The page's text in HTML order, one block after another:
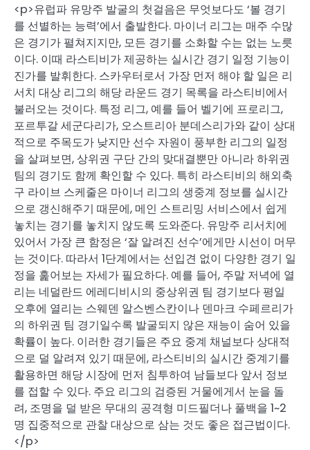
<p>유럽파 유망주 발굴의 첫걸음은 무엇보다도 ‘볼 경기
를 선별하는 능력’에서 출발한다. 마이너 리그는 매주 수많
은 경기가 펼쳐지지만, 모든 경기를 소화할 수는 없는 노릇
이다. 이때 라스티비가 제공하는 실시간 경기 일정 기능이
진가를 발휘한다. 스카우터로서 가장 먼저 해야 할 일은 리
서치 대상 리그의 해당 라운드 경기 목록을 라스티비에서
불러오는 것이다. 특정 리그, 예를 들어 벨기에 프로리그,
포르투갈 세군다리가, 오스트리아 분데스리가와 같이 상대
적으로 주목도가 낮지만 선수 자원이 풍부한 리그의 일정
을 살펴보면, 상위권 구단 간의 맞대결뿐만 아니라 하위권
팀의 경기도 함께 확인할 수 있다. 특히 라스티비의 해외축
구 라이브 스케줄은 마이너 리그의 생중계 정보를 실시간
으로 갱신해주기 때문에, 메인 스트리밍 서비스에서 쉽게
놓치는 경기를 놓치지 않도록 도와준다. 유망주 리서치에
있어서 가장 큰 함정은 ‘잘 알려진 선수’에게만 시선이 머무
는 것이다. 따라서 1단계에서는 선입견 없이 다양한 경기 일
정을 훑어보는 자세가 필요하다. 예를 들어, 주말 저녁에 열
리는 네덜란드 에레디비시의 중상위권 팀 경기보다 평일
오후에 열리는 스웨덴 알스벤스칸이나 덴마크 수페르리가
의 하위권 팀 경기일수록 발굴되지 않은 재능이 숨어 있을
확률이 높다. 이러한 경기들은 주요 중계 채널보다 상대적
으로 덜 알려져 있기 때문에, 라스티비의 실시간 중계기를
활용하면 해당 시장에 먼저 침투하여 남들보다 앞서 정보
를 접할 수 있다. 주요 리그의 검증된 거물에게서 눈을 돌
려, 조명을 덜 받은 무대의 공격형 미드필더나 풀백을 1~2
명 집중적으로 관찰 대상으로 삼는 것도 좋은 접근법이다.
</p>